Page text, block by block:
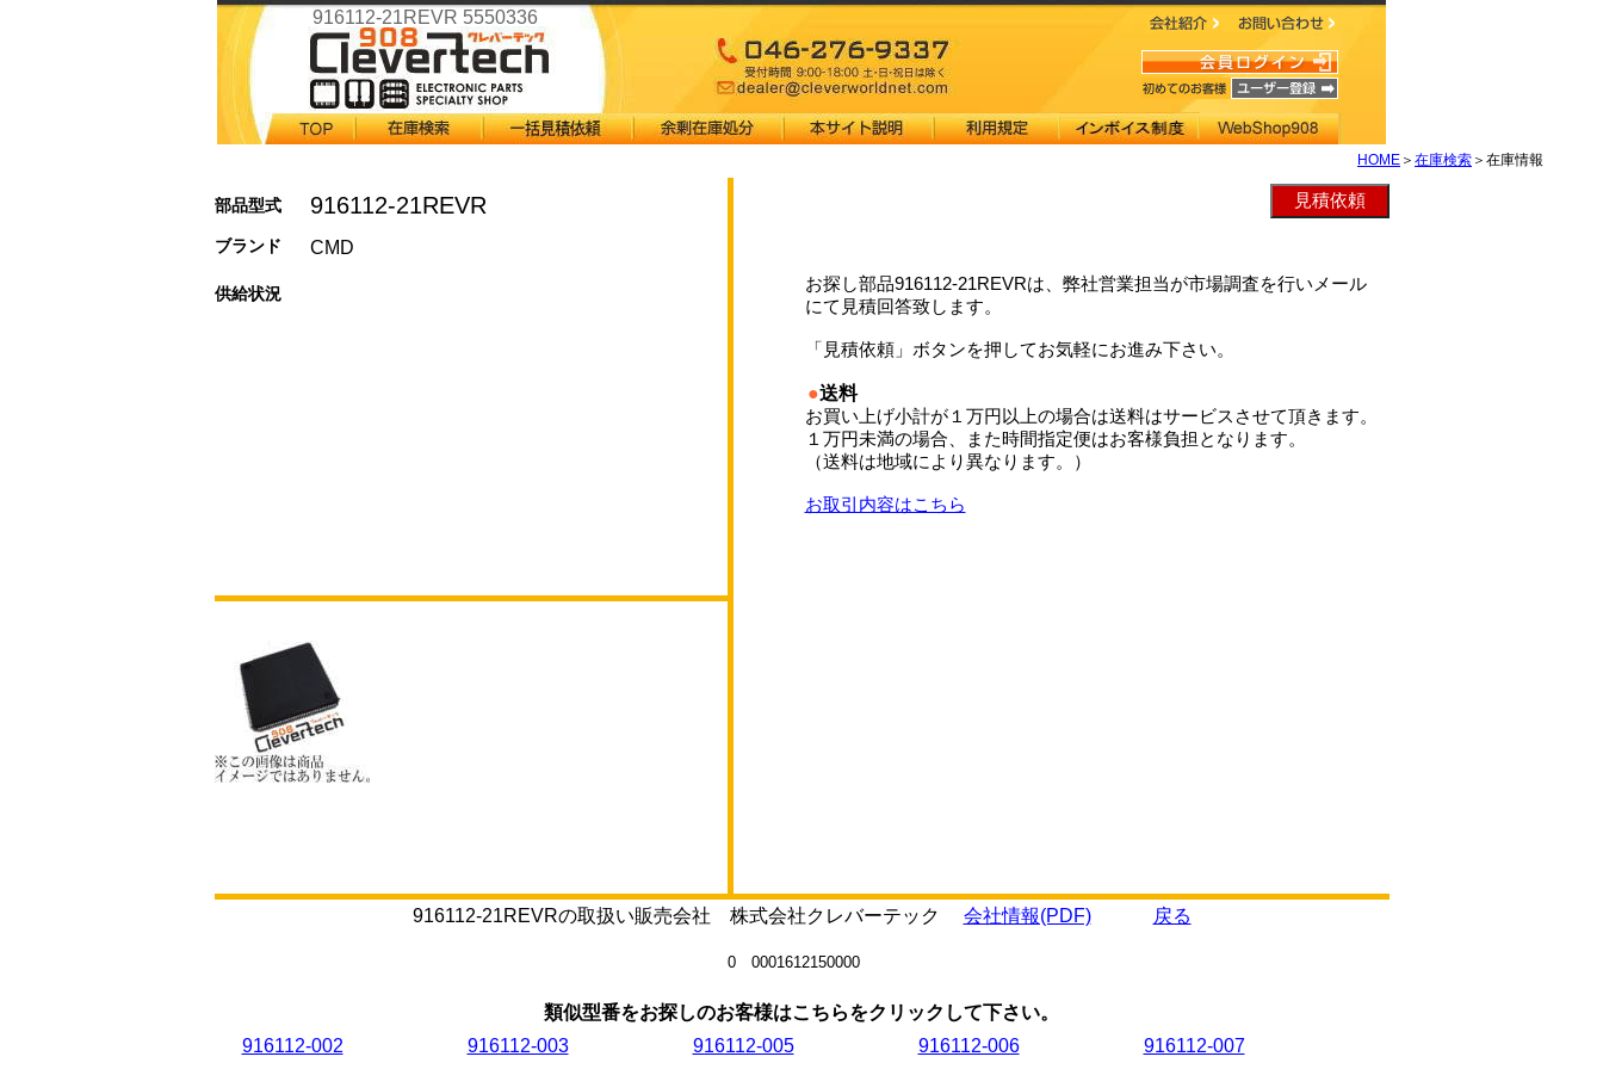
916112-21REVR 5550336
HOME ＞ 在庫検索 ＞在庫情報
部品型式 916112-21REVR
ブランド CMD
供給状況
お探し部品916112-21REVRは、弊社営業担当が市場調査を行いメール
にて見積回答致します。
「見積依頼」ボタンを押してお気軽にお進み下さい。
●送料
お買い上げ小計が１万円以上の場合は送料はサービスさせて頂きます。
１万円未満の場合、また時間指定便はお客様負担となります。
（送料は地域により異なります。）
お取引内容はこちら
916112-21REVRの取扱い販売会社 株式会社クレバーテック 会社情報(PDF) 戻る
0 0001612150000
類似型番をお探しのお客様はこちらをクリックして下さい。
916112-002
916112-003 916112-005 916112-006 916112-007